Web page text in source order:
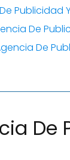
Publicidad
De
De
De